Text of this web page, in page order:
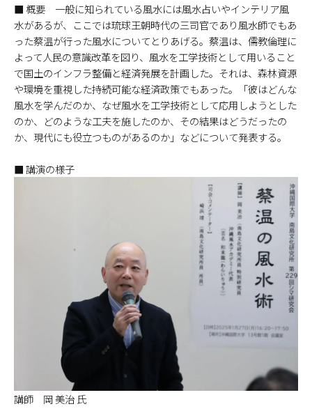
■ 概要 一般に知られている風水には風水占いやインテリア風
水があるが、ここでは琉球王朝時代の三司官であり風水師でもあ
った蔡温が行った風水についてとりあげる。蔡温は、儒教倫理に
よって人民の意識改革を図り、風水を工学技術として用いること
で国土のインフラ整備と経済発展を計画した。それは、森林資源
や環境を重視した持続可能な経済政策でもあった。「彼はどんな
風水を学んだのか、なぜ風水を工学技術として応用しようとした
のか、どのような工夫を施したのか、その結果はどうだったの
か、現代にも役立つものがあるのか」などについて発表する。
■ 講演の様子
講師 岡 美治 氏